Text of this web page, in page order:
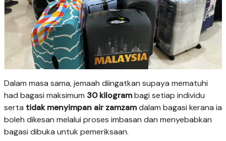
Dalam masa sama, jemaah diingatkan supaya mematuhi
had bagasi maksimum 30 kilogrambagi setiap individu
serta tidak menyimpan air zamzamdalam bagasi kerana ia
boleh dikesan melalui proses imbasan dan menyebabkan
bagasi dibuka untuk pemeriksaan.